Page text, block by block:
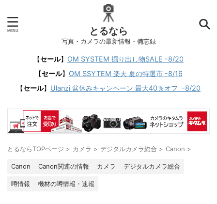
とるなら
写真・カメラの最新情報・備忘録
【セール】 OM SYSTEM 掘り出し物SALE -8/20
【セール】 OM SSYTEM 楽天 夏の特選市 -8/16
【セール】 Ulanzi 盆休みキャンペーン 最大40％オフ -8/20
とるならTOPページ > カメラ > デジタルカメラ総合 > Canon >
Canon Canon関連の情報 カメラ デジタルカメラ総合
噂情報 機材の噂情報・速報